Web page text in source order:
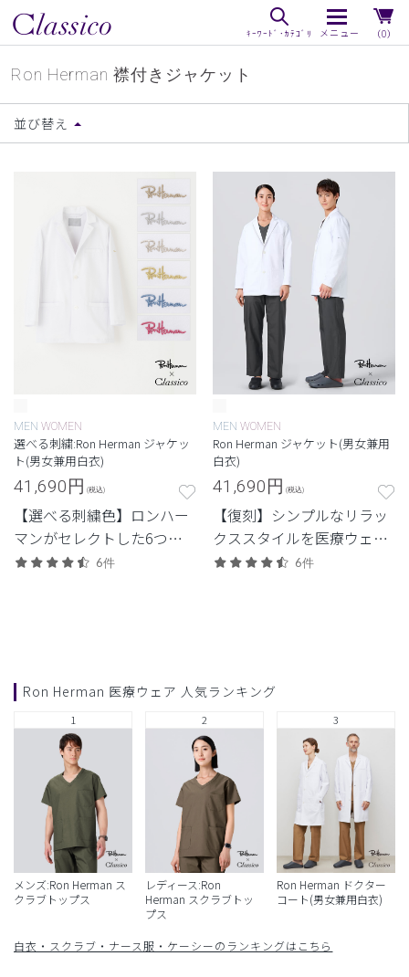
（0）
Ron Herman 襟付きジャケット
並び替え
MEN WOMEN
選べる刺繍:Ron Herman ジャケッ
ト(男女兼用白衣)
41,690円 (税込)
【選べる刺繍色】ロンハー
マンがセレクトした6つの
刺繍色からつくる特別なジ
6件
MEN WOMEN
Ron Herman ジャケット(男女兼用
白衣)
41,690円 (税込)
【復刻】シンプルなリラッ
クススタイルを医療ウェア
に落とし込んだロンハーマ
6件
Ron Herman 医療ウェア 人気ランキング
1
メンズ:Ron Herman ス
クラブトップス
2
レディース:Ron
Herman スクラブトッ
プス
3
Ron Herman ドクター
コート(男女兼用白衣)
白衣・スクラブ・ナース服・ケーシーのランキングはこちら